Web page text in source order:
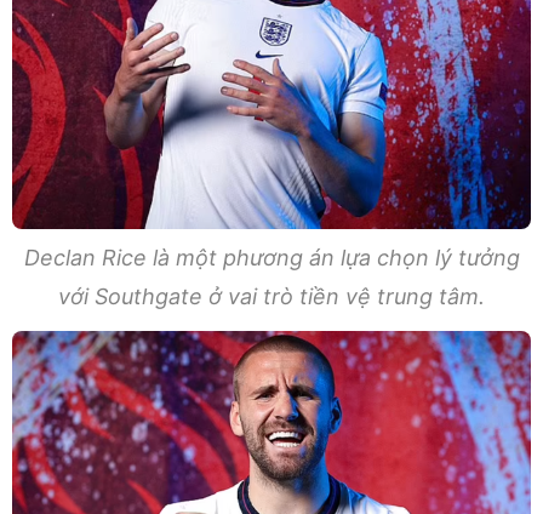
Declan Rice là một phương án lựa chọn lý tưởng
với Southgate ở vai trò tiền vệ trung tâm.